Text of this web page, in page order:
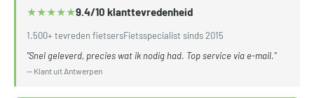
★★★★★9.4/10 klanttevredenheid
1.500+ tevreden fietsersFietsspecialist sinds 2015
"Snel geleverd, precies wat ik nodig had. Top service via e-mail."
— Klant uit Antwerpen